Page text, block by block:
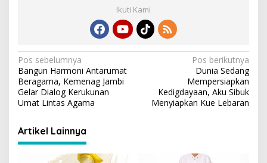
o
k
p
p
Ikuti Kami
N
a
v
i
g
a
Pos sebelumnya
Bangun Harmoni Antarumat
Beragama, Kemenag Jambi
Gelar Dialog Kerukunan
Umat Lintas Agama
Pos berikutnya
Dunia Sedang
Mempersiapkan
Kedigdayaan, Aku Sibuk
Menyiapkan Kue Lebaran
Artikel Lainnya